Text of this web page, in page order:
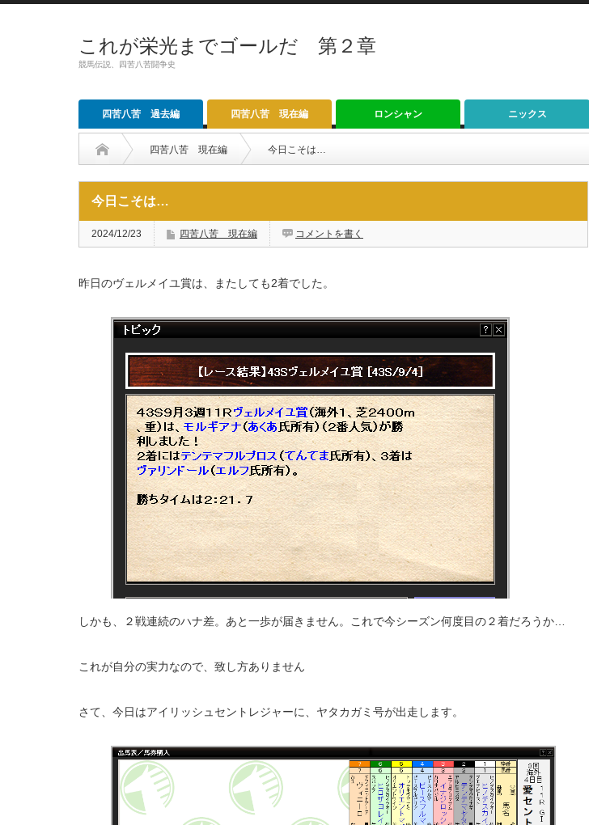
これが栄光までゴールだ 第２章
競馬伝説、四苦八苦闘争史
四苦八苦 過去編 四苦八苦 現在編 ロンシャン ニックス
四苦八苦 現在編 今日こそは…
今日こそは…
2024/12/23 四苦八苦 現在編 コメントを書く
昨日のヴェルメイユ賞は、またしても2着でした。
しかも、２戦連続のハナ差。あと一歩が届きません。これで今シーズン何度目の２着だろうか…
これが自分の実力なので、致し方ありません
さて、今日はアイリッシュセントレジャーに、ヤタカガミ号が出走します。